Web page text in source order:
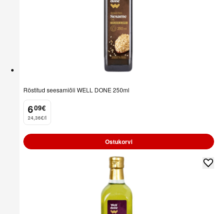
Röstitud seesamiõli WELL DONE 250ml
6
. 09€
24,36€/l
Ostukorvi